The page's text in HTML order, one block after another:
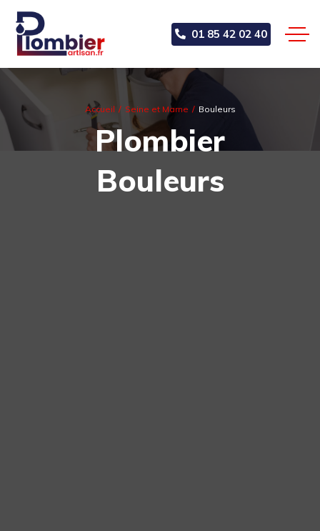
01 85 42 02 40
Accueil Seine et Marne Bouleurs
Plombier
Bouleurs